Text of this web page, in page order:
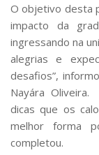
Serviços
Bibliotecas
Apoio ao
Segurança,
RH,
Outros
Comunicação
Assessorias
Aplicativos e
O objetivo desta
impacto da
ingressando na
alegrias e
desafios”,
Nayára
dicas que os
melhor forma
completou.